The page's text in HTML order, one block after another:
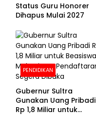
Status Guru Honorer
Dihapus Mulai 2027
PENDIDIKAN
Gubernur Sultra
Gunakan Uang Pribadi
Rp 1,8 Miliar untuk